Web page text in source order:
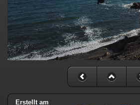
Erstellt am